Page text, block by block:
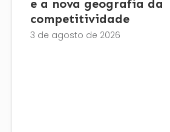
e a nova geografia da
competitividade
3 de agosto de 2026